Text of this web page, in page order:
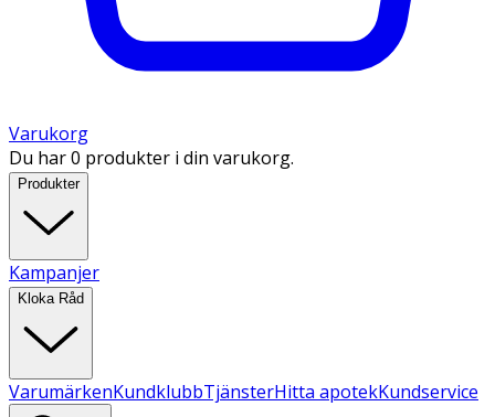
Varukorg
Du har 0 produkter i din varukorg.
Produkter
Kampanjer
Kloka Råd
VarumärkenKundklubbTjänsterHitta apotekKundservice